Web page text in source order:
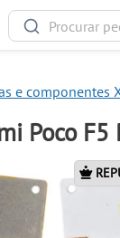
e componentes
Poco F5